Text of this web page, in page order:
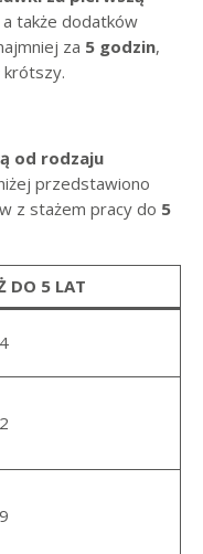
a także dodatków
za 5 godzin,
krótszy.
od rodzaju
przedstawiono
z stażem pracy do 5
DO 5 LAT